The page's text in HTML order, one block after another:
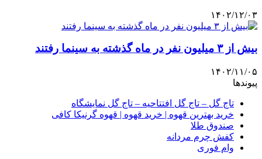
۱۴۰۲/۱۲/۰۳
بیش از ۳ میلیون نفر در ماه گذشته به سینما رفتند
۱۴۰۲/۱۱/۰۵
پیوندها
تاج گل – تاج گل افتتاحیه – تاج گل نمایشگاه
خرید بهترین قهوه | خرید قهوه | قهوه گرنیکا کافی
صندوق طلا
کفش چرم مردانه
وام فوری